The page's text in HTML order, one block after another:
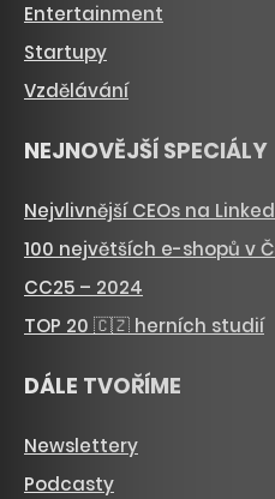
Entertainment
Startupy
Vzdělávání
NEJNOVĚJŠÍ SPECIÁLY
Nejvlivnější CEOs na
100 největších e-shopů v
CC25 – 2024
TOP 20 🇨🇿 herních studií
DÁLE TVOŘÍME
Newslettery
Podcasty